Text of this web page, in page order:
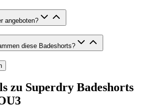
angeboten?
diese Badeshorts?
zu Superdry Badeshorts